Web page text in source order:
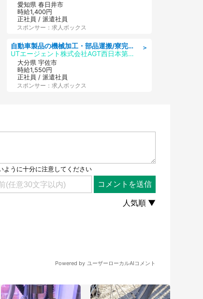
愛知県 春日井市
時給1,400円
正社員 / 派遣社員
スポンサー：求人ボックス
＞
自動車製品の機械加工・部品運搬/寮完備/日払い/工場・製造
UTエージェント株式会社AGT西日本第二CU
大分県 宇佐市
時給1,550円
正社員 / 派遣社員
スポンサー：求人ボックス